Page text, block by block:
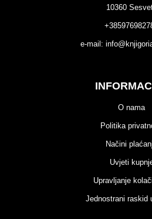
10360
e-mail:
O nama
Politika
Načini
Uvjeti
Upravljanje
Jednostrani raskid